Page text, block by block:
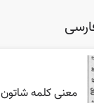
معنی کلمه شاتون